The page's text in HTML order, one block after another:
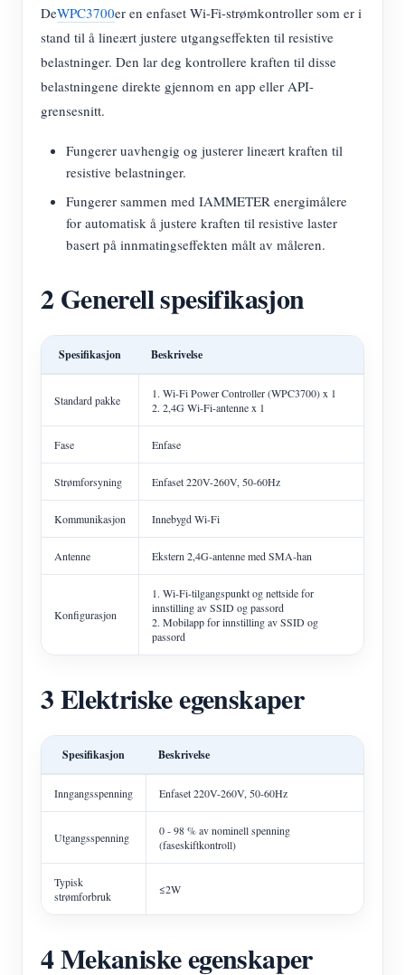
DeWPC3700er en enfaset Wi-Fi-strømkontroller som er i
stand til å lineært justere utgangseffekten til resistive
belastninger. Den lar deg kontrollere kraften til disse
belastningene direkte gjennom en app eller API-
grensesnitt.
Fungerer uavhengig og justerer lineært kraften til
resistive belastninger.
Fungerer sammen med IAMMETER energimålere
for automatisk å justere kraften til resistive laster
basert på innmatingseffekten målt av måleren.
2 Generell spesifikasjon
Spesifikasjon Beskrivelse
Standard pakke
1. Wi-Fi Power Controller (WPC3700) x 1
2. 2,4G Wi-Fi-antenne x 1
Fase Enfase
Strømforsyning Enfaset 220V-260V, 50-60Hz
Kommunikasjon Innebygd Wi-Fi
Antenne Ekstern 2,4G-antenne med SMA-han
Konfigurasjon
1. Wi-Fi-tilgangspunkt og nettside for
innstilling av SSID og passord
2. Mobilapp for innstilling av SSID og
passord
3 Elektriske egenskaper
Spesifikasjon Beskrivelse
Inngangsspenning Enfaset 220V-260V, 50-60Hz
Utgangsspenning
0 - 98 % av nominell spenning
(faseskiftkontroll)
Typisk
strømforbruk
≤2W
4 Mekaniske egenskaper